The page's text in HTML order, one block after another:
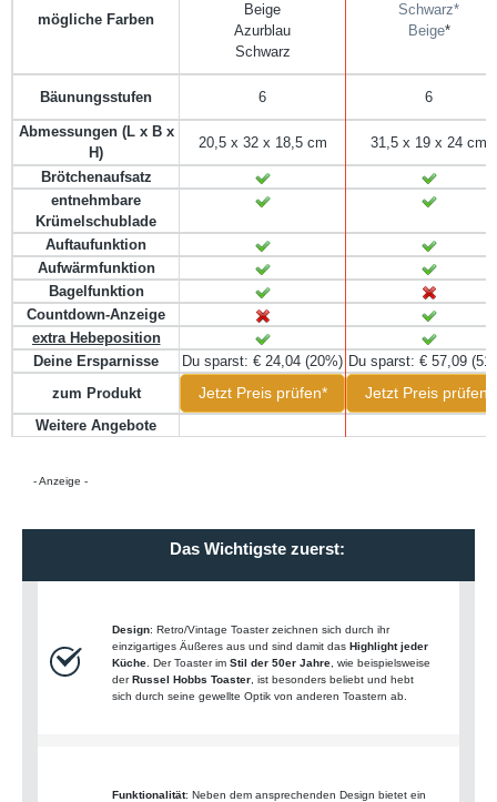
mögliche Farben
Beige
Azurblau
Schwarz
Schwarz*
Beige*
Bäunungsstufen 6 6
Abmessungen (L x B x
H)
20,5 x 32 x 18,5 cm 31,5 x 19 x 24 cm
Brötchenaufsatz
entnehmbare
Krümelschublade
Auftaufunktion
Aufwärmfunktion
Bagelfunktion
Countdown-Anzeige
extra Hebeposition
Deine Ersparnisse
Du sparst: € 24,04 (20%) Du sparst: € 57,09
zum Produkt
Jetzt Preis prüfen* Jetzt Preis prüfen*
Weitere Angebote
- Anzeige -
Das Wichtigste zuerst:
Design: Retro/Vintage Toaster zeichnen sich durch ihr
einzigartiges Äußeres aus und sind damit dasHighlight jeder
Küche . Der Toaster imStil der 50er Jahre , wie beispielsweise
derRussel Hobbs Toaster , ist besonders beliebt und hebt
sich durch seine gewellte Optik von anderen Toastern ab.
Funktionalität: Neben dem ansprechenden Design bietet ein